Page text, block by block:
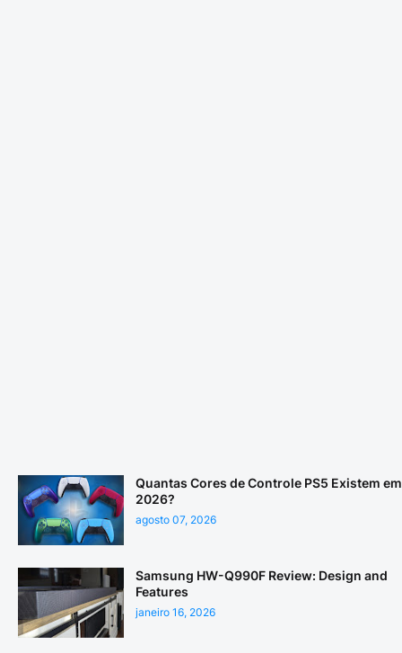
Quantas Cores de Controle PS5 Existem em
2026?
agosto 07, 2026
Samsung HW-Q990F Review: Design and
Features
janeiro 16, 2026